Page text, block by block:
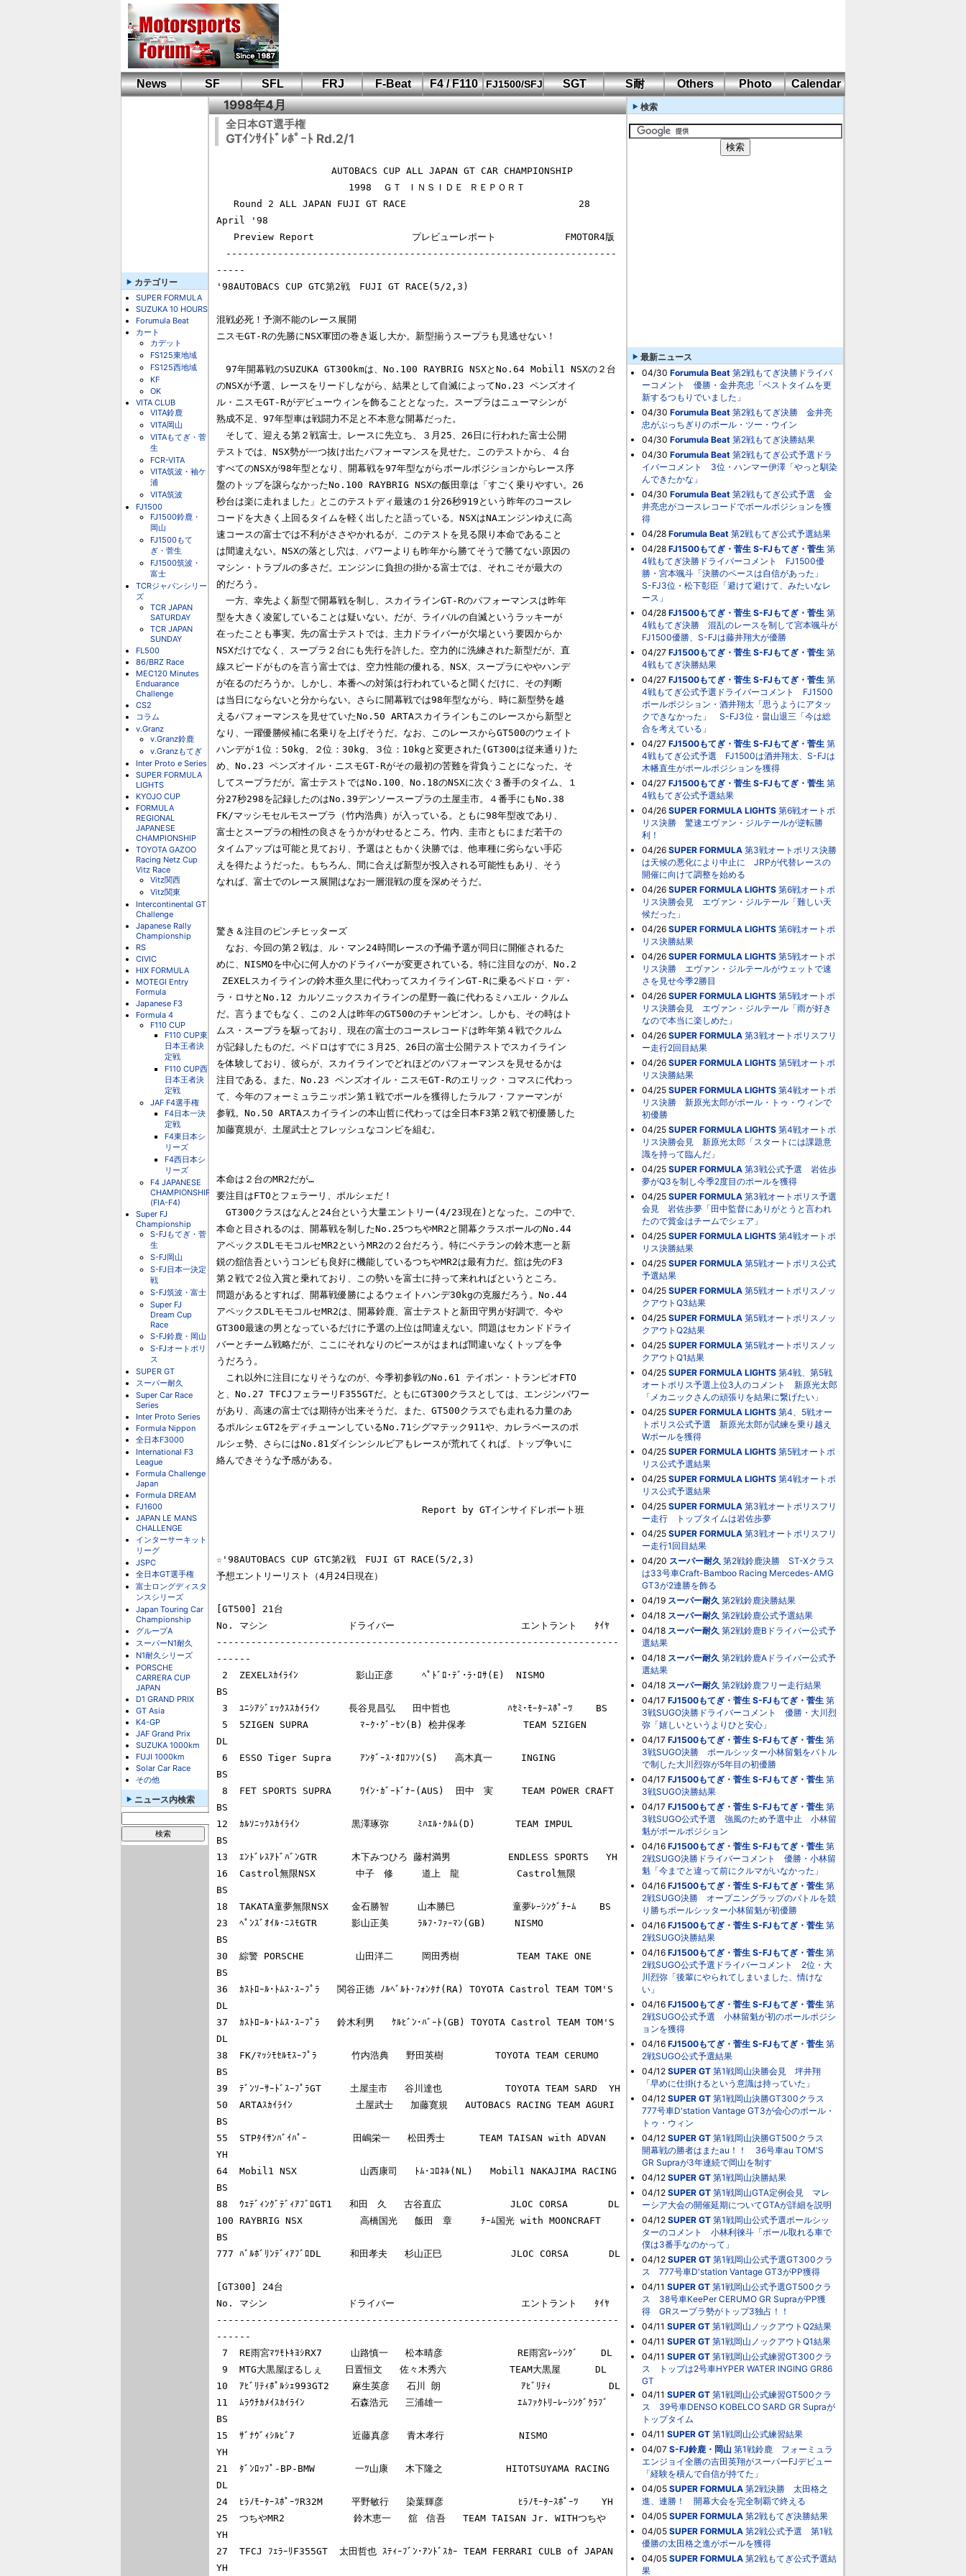
News SF SFL FRJ F-Beat
F4 / F110
FIA-F4
F110 CUP
FJ1500/SFJ
鈴鹿・岡山
もてぎ・菅生
筑波・冨士
Aポリス
SFJ D-Cup
SFJ日本一
SGT S耐 Others Photo Calendar
カテゴリー
SUPER FORMULA
SUZUKA 10 HOURS
Forumula Beat
カート
カデット
FS125東地域
FS125西地域
KF
OK
VITA CLUB
VITA鈴鹿
VITA岡山
VITAもてぎ・菅
生
FCR-VITA
VITA筑波・袖ケ
浦
VITA筑波
FJ1500
FJ1500鈴鹿・
岡山
FJ1500もて
ぎ・菅生
FJ1500筑波・
富士
TCRジャパンシリー
ズ
TCR JAPAN
SATURDAY
TCR JAPAN
SUNDAY
FL500
86/BRZ Race
MEC120 Minutes
Enduarance
Challenge
CS2
コラム
v.Granz
v.Granz鈴鹿
v.Granzもてぎ
Inter Proto e Series
SUPER FORMULA
LIGHTS
KYOJO CUP
FORMULA
REGIONAL
JAPANESE
CHAMPIONSHIP
TOYOTA GAZOO
Racing Netz Cup
Vitz Race
Vitz関西
Vitz関東
Intercontinental GT
Challenge
Japanese Rally
Championship
RS
CIVIC
HIX FORMULA
MOTEGI Entry
Formula
Japanese F3
Formula 4
F110 CUP
F110 CUP東
日本王者決
定戦
F110 CUP西
日本王者決
定戦
JAF F4選手権
F4日本一決
定戦
F4東日本シ
リーズ
F4西日本シ
リーズ
F4 JAPANESE
CHAMPIONSHIP
(FIA-F4)
Super FJ
Championship
S-FJもてぎ・菅
生
S-FJ岡山
S-FJ日本一決定
戦
S-FJ筑波・富士
Super FJ
Dream Cup
Race
S-FJ鈴鹿・岡山
S-FJオートポリ
ス
SUPER GT
スーパー耐久
Super Car Race
Series
Inter Proto Series
Formula Nippon
全日本F3000
International F3
League
Formula Challenge
Japan
Formula DREAM
FJ1600
JAPAN LE MANS
CHALLENGE
インターサーキット
リーグ
JSPC
全日本GT選手権
富士ロングディスタ
ンスシリーズ
Japan Touring Car
Championship
グループA
スーパーN1耐久
N1耐久シリーズ
PORSCHE
CARRERA CUP
JAPAN
D1 GRAND PRIX
GT Asia
K4-GP
JAF Grand Prix
SUZUKA 1000km
FUJI 1000km
Solar Car Race
その他
ニュース内検索
1998年4月
全日本GT選手権
GTｲﾝｻｲﾄﾞﾚﾎﾟｰﾄ Rd.2/1
April '98
--------------------------------------------------------------------
-----
'98AUTOBACS CUP GTC第2戦　FUJI GT RACE(5/2,3)
混戦必死！予測不能のレース展開
ニスモGT-Rの先勝にNSX軍団の巻き返し大か。新型揃うスープラも見逃せない！
97年開幕戦のSUZUKA GT300kmは、No.100 RAYBRIG NSXとNo.64 Mobil1 NSXの２台
のNSXが予選、レースをリードしながら、結果として自滅によってNo.23 ペンズオイ
ル・ニスモGT-Rがデビューウィンを飾ることとなった。スープラはニューマシンが
熟成不足、97年型車は戦闘力不足と不本意な開幕だった。
そして、迎える第２戦富士。レースに先立ち、３月25、26日に行われた富士公開
テストでは、NSX勢が一つ抜け出たパフォーマンスを見せた。このテストから、４台
すべてのNSXが98年型となり、開幕戦を97年型ながらポールポジションからレース序
盤のトップを譲らなかったNo.100 RAYBRIG NSXの飯田章は「すごく乗りやすい。26
秒台は楽に走れました」とこのテストディ最速の１分26秒919という昨年のコースレ
コードを大きく上回るタイムを軽く出したと語っている。NSXはNAエンジンゆえに高
速コースの富士では不利がささやかれるが、このテストを見る限り本命であること
は間違えない。NSXの落とし穴は、パワーよりも昨年から勝てそうで勝てない原因の
マシン・トラブルの多さだ。エンジンに負担の掛かる富士では、それこそが最大の
的だろう。
一方、幸先よく新型で開幕戦を制し、スカイラインGT-Rのパフォーマンスは昨年
型を大きく凌駕していることは疑いない。だが、ライバルの自滅というラッキーが
在ったことも事実。先の富士テストでは、主力ドライバーが欠場という要因からか
NSXだけでなく、スープラ２台にも先行を許した。空力的に洗練された新型だが、直
線スピードがものを言う富士では、空力性能の優れる、NSX、スープラにややハンデ
が在るのだろうか。しかし、本番への対策は行われていると聞くだけに、その判断
は当日にならないと分からない。さらに開幕戦では98年型ながら、時に新型勢を越
えるパフォーマンスを見せていたNo.50 ARTAスカイラインもこのレースから新型と
なり、一躍優勝候補に名乗りを上げそうだ。なお、このレースからGT500のウェイト
ハンデが１位：50kg、２位：30kg、３位：10kgと変更された(GT300は従来通り)た
め、No.23 ペンズオイル・ニスモGT-Rがその最初の苦難を背負うことになった。そ
してスープラだが。富士テストではNo.100、No.18のNSXに次ぐ３番手のタイム、１
分27秒298を記録したのはNo.39デンソースープラの土屋圭市。４番手にもNo.38
FK/マッシモセルモスープラ（竹内浩典）が入っている。ともに98年型改であり、
富士とスープラの相性の良さをうかがわせるところ。竹内、圭市ともにまだ若干の
タイムアップは可能と見ており、予選はともかく決勝では、他車種に劣らない手応
えを得たようだった。もちろん、間に合えば新型が投入される可能性もあり、そう
なれば、富士でのレース展開はなお一層混戦の度を深めそうだ。
驚き＆注目のピンチヒッターズ
なお、今回の第２戦は、ル・マン24時間レースの予備予選が同日に開催されるた
めに、NISMOを中心に何人かのドライバーが変更されている。特に注目なのが、No.2
ラ・ロサとNo.12 カルソニックスカイラインの星野一義に代わるミハエル・クルム
だ。言うまでもなく、この２人は昨年のGT500のチャンピオン。しかも、その時はト
ムス・スープラを駆っており、現在の富士のコースレコードは昨年第４戦でクルム
が記録したものだ。ペドロはすでに３月25、26日の富士公開テストでスカイライン
を体験しており、彼らが、スカイラインでどれほどのパフォーマンスを見せるかは
注目である。また、No.23 ペンズオイル・ニスモGT-Rのエリック・コマスに代わっ
て、今年のフォーミュラニッポン第１戦でポールを獲得したラルフ・ファーマンが
参戦。No.50 ARTAスカイラインの本山哲に代わっては全日本F3第２戦で初優勝した
加藤寛規が、土屋武士とフレッシュなコンビを組む。
本命は２台のMR2だが…
要注目はFTOとフェラーリ、ポルシェだ！
GT300クラスはなんと24台という大量エントリー(4/23現在)となった。この中で、
本命と目されるのは、開幕戦を制したNo.25つちやMR2と開幕クラスポールのNo.44
アペックスDLモモコルセMR2というMR2の２台だろう。特にベテランの鈴木恵一と新
鋭の舘信吾というコンビも良好に機能しているつちやMR2は最有力だ。舘は先のF3
第２戦で２位入賞と乗れており、この勢いを富士に持って来れればというところ。
問題があるとすれば、開幕戦優勝によるウェイトハンデ30kgの克服だろう。No.44
アペックスDLモモコルセMR2は、開幕鈴鹿、富士テストと新田守男が好調で、今や
GT300最速の男となっているだけに予選の上位は間違えない。問題はセカンドドライ
バーとチーム戦略だが、ここにそれなりのピースがはまれば間違いなくトップを争
うだろう。
これ以外に注目になりそうなのが、今季初参戦のNo.61 テイボン・トランピオFTO
と、No.27 TFCJフェラーリF355GTだ。ともにGT300クラスとしては、エンジンパワー
があり、高速の富士では期待が出来そうだ。また、GT500クラスでも走れる力量のあ
るポルシェGT2をディチューンしているNo.71シグマテック911や、カレラベースのポ
ルシェ勢、さらにはNo.81ダイシンシルビアもレースが荒れてくれば、トップ争いに
絡んできそうな予感がある。
Report by GTインサイドレポート班
☆'98AUTOBACS CUP GTC第2戦　FUJI GT RACE(5/2,3)
予想エントリーリスト（4月24日現在）
[GT500] 21台
No. マシン              ドライバー                      エントラント   ﾀｲﾔ
----------------------------------------------------------------------
------
BS
DL
BS
BS
12  ｶﾙｿﾆｯｸｽｶｲﾗｲﾝ         黒澤琢弥     ﾐﾊｴﾙ･ｸﾙﾑ(D)       TEAM IMPUL
BS
13  ｴﾝﾄﾞﾚｽｱﾄﾞﾊﾞﾝGTR      木下みつひろ 藤村満男          ENDLESS SPORTS   YH
16  Castrol無限NSX       中子　修     道上　龍          Castrol無限
BS
18  TAKATA童夢無限NSX    金石勝智     山本勝巳          童夢ﾚｰｼﾝｸﾞﾁｰﾑ    BS
23  ﾍﾟﾝｽﾞｵｲﾙ･ﾆｽﾓGTR      影山正美     ﾗﾙﾌ･ﾌｧｰﾏﾝ(GB)     NISMO
BS
30  綜警 PORSCHE         山田洋二     岡田秀樹          TEAM TAKE ONE
BS
36  ｶｽﾄﾛｰﾙ･ﾄﾑｽ･ｽｰﾌﾟﾗ   関谷正徳 ﾉﾙﾍﾞﾙﾄ･ﾌｫﾝﾀﾅ(RA) TOYOTA Castrol TEAM TOM'S
DL
37  ｶｽﾄﾛｰﾙ･ﾄﾑｽ･ｽｰﾌﾟﾗ   鈴木利男   ｹﾙﾋﾞﾝ･ﾊﾞｰﾄ(GB) TOYOTA Castrol TEAM TOM'S
DL
38  FK/ﾏｯｼﾓｾﾙﾓｽｰﾌﾟﾗ      竹内浩典   野田英樹         TOYOTA TEAM CERUMO
BS
39  ﾃﾞﾝｿｰｻｰﾄﾞｽｰﾌﾟﾗGT     土屋圭市   谷川達也           TOYOTA TEAM SARD  YH
50  ARTAｽｶｲﾗｲﾝ           土屋武士   加藤寛規   AUTOBACS RACING TEAM AGURI
BS
55  STPﾀｲｻﾝﾊﾞｲﾊﾟｰ        田嶋栄一   松田秀士      TEAM TAISAN with ADVAN
YH
64  Mobil1 NSX           山西康司   ﾄﾑ･ｺﾛﾈﾙ(NL)   Mobil1 NAKAJIMA RACING
BS
88  ｳｪﾃﾞｨﾝｸﾞﾃﾞｨｱﾌﾞﾛGT1   和田　久   古谷直広            JLOC CORSA       DL
100 RAYBRIG NSX          高橋国光   飯田　章     ﾁｰﾑ国光 with MOONCRAFT
BS
777 ﾊﾞﾙﾎﾞﾘﾝﾃﾞｨｱﾌﾞﾛDL     和田孝夫   杉山正巳            JLOC CORSA       DL
[GT300] 24台
No. マシン              ドライバー                      エントラント   ﾀｲﾔ
----------------------------------------------------------------------
------
10  ｱﾋﾞﾘﾃｨﾎﾟﾙｼｪ993GT2    麻生英彦   石川 朗              ｱﾋﾞﾘﾃｨ          DL
11  ﾑﾗｳﾁｶﾒｲｽｶｲﾗｲﾝ        石森浩元   三浦雄一             ｴﾑﾌｧｸﾄﾘｰﾚｰｼﾝｸﾞｸﾗﾌﾞ
BS
15  ｻﾞﾅｳﾞｨｼﾙﾋﾞｱ          近藤真彦   青木孝行             NISMO
YH
21  ﾀﾞﾝﾛｯﾌﾟ-BP-BMW       一ﾂ山康   木下隆之           HITOTSUYAMA RACING
DL
24  ﾋﾗﾉﾓｰﾀｰｽﾎﾟｰﾂR32M     平野敏行   染葉輝彦             ﾋﾗﾉﾓｰﾀｰｽﾎﾟｰﾂ    YH
25  つちやMR2            鈴木恵一   舘　信吾   TEAM TAISAN Jr. WITHつちや
YH
27  TFCJ ﾌｪﾗｰﾘF355GT  太田哲也 ｽﾃｨｰﾌﾞﾝ･ｱﾝﾄﾞｽｶｰ TEAM FERRARI CULB of JAPAN
YH
検索
最新ニュース
04/30 Forumula Beat 第2戦もてぎ決勝ドライバ
ーコメント 優勝・金井亮忠「ベストタイムを更
新するつもりでいました」
04/30 Forumula Beat 第2戦もてぎ決勝 金井亮
忠がぶっちぎりのポール・ツー・ウイン
04/30 Forumula Beat 第2戦もてぎ決勝結果
04/30 Forumula Beat 第2戦もてぎ公式予選ドラ
イバーコメント 3位・ハンマー伊澤「やっと馴染
んできたかな」
04/30 Forumula Beat 第2戦もてぎ公式予選 金
井亮忠がコースレコードでポールポジションを獲
得
04/28 Forumula Beat 第2戦もてぎ公式予選結果
04/28 FJ1500もてぎ・菅生 S-FJもてぎ・菅生 第
4戦もてぎ決勝ドライバーコメント FJ1500優
勝・宮本颯斗「決勝のペースは自信があった」
S-FJ3位・松下彰臣「避けて避けて、みたいなレ
ース」
04/28 FJ1500もてぎ・菅生 S-FJもてぎ・菅生 第
4戦もてぎ決勝 混乱のレースを制して宮本颯斗が
FJ1500優勝、S-FJは藤井翔大が優勝
04/27 FJ1500もてぎ・菅生 S-FJもてぎ・菅生 第
4戦もてぎ決勝結果
04/27 FJ1500もてぎ・菅生 S-FJもてぎ・菅生 第
4戦もてぎ公式予選ドライバーコメント FJ1500
ポールポジション・酒井翔太「思うようにアタッ
クできなかった」 S-FJ3位・畠山退三「今は総
合を考えている」
04/27 FJ1500もてぎ・菅生 S-FJもてぎ・菅生 第
4戦もてぎ公式予選 FJ1500は酒井翔太、S-FJは
木幡直生がポールポジションを獲得
04/27 FJ1500もてぎ・菅生 S-FJもてぎ・菅生 第
4戦もてぎ公式予選結果
04/26 SUPER FORMULA LIGHTS 第6戦オートポ
リス決勝 驚速エヴァン・ジルテールが逆転勝
利！
04/26 SUPER FORMULA 第3戦オートポリス決勝
は天候の悪化により中止に JRPが代替レースの
開催に向けて調整を始める
04/26 SUPER FORMULA LIGHTS 第6戦オートポ
リス決勝会見 エヴァン・ジルテール「難しい天
候だった」
04/26 SUPER FORMULA LIGHTS 第6戦オートポ
リス決勝結果
04/26 SUPER FORMULA LIGHTS 第5戦オートポ
リス決勝 エヴァン・ジルテールがウェットで速
さを見せ今季2勝目
04/26 SUPER FORMULA LIGHTS 第5戦オートポ
リス決勝会見 エヴァン・ジルテール「雨が好き
なので本当に楽しめた」
04/26 SUPER FORMULA 第3戦オートポリスフリ
ー走行2回目結果
04/26 SUPER FORMULA LIGHTS 第5戦オートポ
リス決勝結果
04/25 SUPER FORMULA LIGHTS 第4戦オートポ
リス決勝 新原光太郎がポール・トゥ・ウィンで
初優勝
04/25 SUPER FORMULA LIGHTS 第4戦オートポ
リス決勝会見 新原光太郎「スタートには課題意
識を持って臨んだ」
04/25 SUPER FORMULA 第3戦公式予選 岩佐歩
夢がQ3を制し今季2度目のポールを獲得
04/25 SUPER FORMULA 第3戦オートポリス予選
会見 岩佐歩夢「田中監督にありがとうと言われ
たので賞金はチームでシェア」
04/25 SUPER FORMULA LIGHTS 第4戦オートポ
リス決勝結果
04/25 SUPER FORMULA 第5戦オートポリス公式
予選結果
04/25 SUPER FORMULA 第5戦オートポリスノッ
クアウトQ3結果
04/25 SUPER FORMULA 第5戦オートポリスノッ
クアウトQ2結果
04/25 SUPER FORMULA 第5戦オートポリスノッ
クアウトQ1結果
04/25 SUPER FORMULA LIGHTS 第4戦、第5戦
オートポリス予選上位3人のコメント 新原光太郎
「メカニックさんの頑張りを結果に繋げたい」
04/25 SUPER FORMULA LIGHTS 第4、5戦オー
トポリス公式予選 新原光太郎が試練を乗り越え
Wポールを獲得
04/25 SUPER FORMULA LIGHTS 第5戦オートポ
リス公式予選結果
04/25 SUPER FORMULA LIGHTS 第4戦オートポ
リス公式予選結果
04/25 SUPER FORMULA 第3戦オートポリスフリ
ー走行 トップタイムは岩佐歩夢
04/25 SUPER FORMULA 第3戦オートポリスフリ
ー走行1回目結果
04/20 スーパー耐久 第2戦鈴鹿決勝 ST-Xクラス
は33号車Craft-Bamboo Racing Mercedes-AMG
GT3が2連勝を飾る
04/19 スーパー耐久 第2戦鈴鹿決勝結果
04/18 スーパー耐久 第2戦鈴鹿公式予選結果
04/18 スーパー耐久 第2戦鈴鹿Bドライバー公式予
選結果
04/18 スーパー耐久 第2戦鈴鹿Aドライバー公式予
選結果
04/18 スーパー耐久 第2戦鈴鹿フリー走行結果
04/17 FJ1500もてぎ・菅生 S-FJもてぎ・菅生 第
3戦SUGO決勝ドライバーコメント 優勝・大川烈
弥「嬉しいというよりひと安心」
04/17 FJ1500もてぎ・菅生 S-FJもてぎ・菅生 第
3戦SUGO決勝 ポールシッター小林留魁をバトル
で制した大川烈弥が5年目の初優勝
04/17 FJ1500もてぎ・菅生 S-FJもてぎ・菅生 第
3戦SUGO決勝結果
04/17 FJ1500もてぎ・菅生 S-FJもてぎ・菅生 第
3戦SUGO公式予選 強風のため予選中止 小林留
魁がポールポジション
04/16 FJ1500もてぎ・菅生 S-FJもてぎ・菅生 第
2戦SUGO決勝ドライバーコメント 優勝・小林留
魁「今までと違って前にクルマがいなかった」
04/16 FJ1500もてぎ・菅生 S-FJもてぎ・菅生 第
2戦SUGO決勝 オープニングラップのバトルを競
り勝ちポールシッター小林留魁が初優勝
04/16 FJ1500もてぎ・菅生 S-FJもてぎ・菅生 第
2戦SUGO決勝結果
04/16 FJ1500もてぎ・菅生 S-FJもてぎ・菅生 第
2戦SUGO公式予選ドライバーコメント 2位・大
川烈弥「後輩にやられてしまいました、情けな
い」
04/16 FJ1500もてぎ・菅生 S-FJもてぎ・菅生 第
2戦SUGO公式予選 小林留魁が初のポールポジシ
ョンを獲得
04/16 FJ1500もてぎ・菅生 S-FJもてぎ・菅生 第
2戦SUGO公式予選結果
04/12 SUPER GT 第1戦岡山決勝会見 坪井翔
「早めに仕掛けるという意識は持っていた」
04/12 SUPER GT 第1戦岡山決勝GT300クラス
777号車D'station Vantage GT3が会心のポール・
トゥ・ウィン
04/12 SUPER GT 第1戦岡山決勝GT500クラス
開幕戦の勝者はまたau！！ 36号車au TOM'S
GR Supraが3年連続で岡山を制す
04/12 SUPER GT 第1戦岡山決勝結果
04/12 SUPER GT 第1戦岡山GTA定例会見 マレ
ーシア大会の開催延期についてGTAが詳細を説明
04/12 SUPER GT 第1戦岡山公式予選ポールシッ
ターのコメント 小林利徠斗「ポール取れる車で
僕は3番手なのかって」
04/12 SUPER GT 第1戦岡山公式予選GT300クラ
ス 777号車D'station Vantage GT3がPP獲得
04/11 SUPER GT 第1戦岡山公式予選GT500クラ
ス 38号車KeePer CERUMO GR SupraがPP獲
得 GRスープラ勢がトップ3独占！！
04/11 SUPER GT 第1戦岡山ノックアウトQ2結果
04/11 SUPER GT 第1戦岡山ノックアウトQ1結果
04/11 SUPER GT 第1戦岡山公式練習GT300クラ
ス トップは2号車HYPER WATER INGING GR86
GT
04/11 SUPER GT 第1戦岡山公式練習GT500クラ
ス 39号車DENSO KOBELCO SARD GR Supraが
トップタイム
04/11 SUPER GT 第1戦岡山公式練習結果
04/07 S-FJ鈴鹿・岡山 第1戦鈴鹿 フォーミュラ
エンジョイ全勝の吉田英翔がスーパーFJデビュー
「経験を積んで自信が持てた」
04/05 SUPER FORMULA 第2戦決勝 太田格之
進、連勝！ 開幕大会を完全制覇で終える
04/05 SUPER FORMULA 第2戦もてぎ決勝結果
04/05 SUPER FORMULA 第2戦公式予選 第1戦
優勝の太田格之進がポールを獲得
04/05 SUPER FORMULA 第2戦もてぎ公式予選結
果